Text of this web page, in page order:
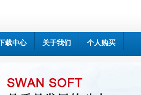
载中心 关于我们 个人购买